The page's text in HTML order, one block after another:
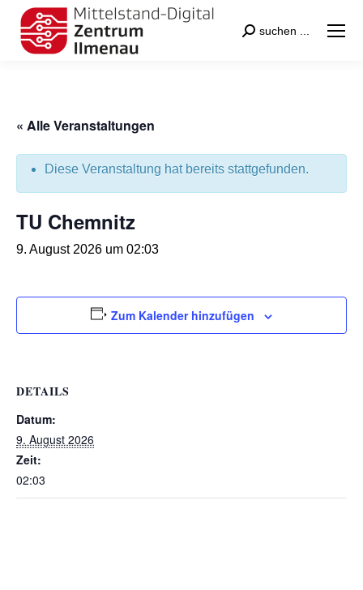
Search:
suchen ...
« Alle Veranstaltungen
Diese Veranstaltung hat bereits stattgefunden.
TU Chemnitz
9. August 2026 um 02:03
Zum Kalender hinzufügen
DETAILS
Datum:
9. August 2026
Zeit:
02:03